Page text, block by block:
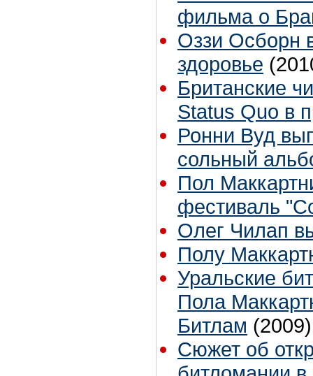
фильма о
Оззи Осборн
здоровье
Британские
Status Quo в
Ронни Вуд
сольный
Пол
фестиваль
Олег Чилап
Полу
Уральские
Пола
Битлам (2009)
Сюжет об